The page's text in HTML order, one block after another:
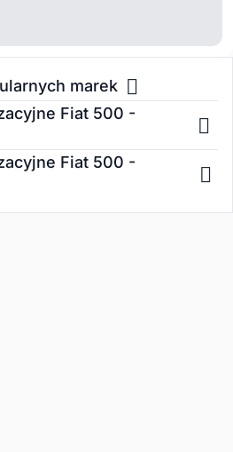
marek
Fiat 500 -
Fiat 500 -